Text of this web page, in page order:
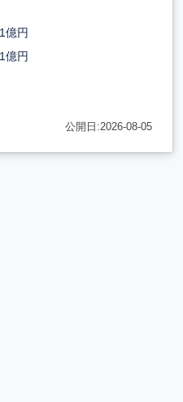
億円
億円
公開日:2026-08-05